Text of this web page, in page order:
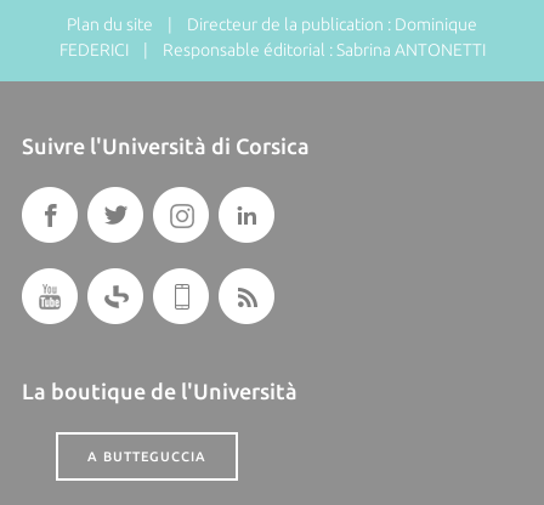
Plan du site | Directeur de la publication : Dominique
FEDERICI | Responsable éditorial : Sabrina ANTONETTI
Suivre l'Università di Corsica
La boutique de l'Università
A BUTTEGUCCIA